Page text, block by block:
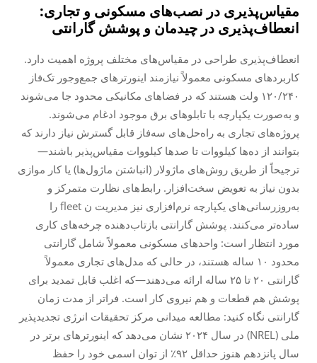
مقیاس‌پذیری در نصب‌های مسکونی و تجاری:
انعطاف‌پذیری در چیدمان و پوشش گارانتی
انعطاف‌پذیری طراحی در مقیاس‌های مختلف پروژه اهمیت دارد.
کاربردهای مسکونی معمولاً نیازمند اینورترهای جمع‌وجور تک‌فاز
۱۲۰/۲۴۰ ولت هستند که در فضاهای مکانیکی محدود جا می‌شوند
و به‌صورت یکپارچه با تابلوهای برق موجود ادغام می‌شوند.
پروژه‌های تجاری به راه‌حل‌های سه‌فاز قابل گسترش نیاز دارند که
بتوانند از ده‌ها کیلووات تا صدها کیلووات مقیاس‌پذیر باشند—
ترجیحاً از طریق روش‌های ماژولار (انباشتن ماژول‌ها) یا کار موازی
بدون نیاز به تعویض سخت‌افزار. رابط‌های نظارت متمرکز و
به‌روزرسانی‌های یکپارچه نرم‌افزاری نیز مدیریت ن fleet را
ساده‌تر می‌کنند. پوشش گارانتی بازتاب‌دهنده چرخه‌های کاری
مورد انتظار است: واحدهای مسکونی معمولاً شامل گارانتی
محدود ۱۰ ساله هستند، در حالی که مدل‌های تجاری معمولاً
گارانتی ۲۰ تا ۲۵ ساله ارائه می‌دهند—که اغلب قابل تمدید برای
پوشش هم قطعات و هم نیروی کار است. فراتر از مدت زمان
گارانتی نگاه کنید: مطالعه میدانی مرکز تحقیقات انرژی تجدیدپذیر
ملی (NREL) در سال ۲۰۲۴ نشان می‌دهد که اینورترهای برتر در
سال پانزدهم هنوز حداقل ۹۲٪ از توان اسمی خود را حفظ